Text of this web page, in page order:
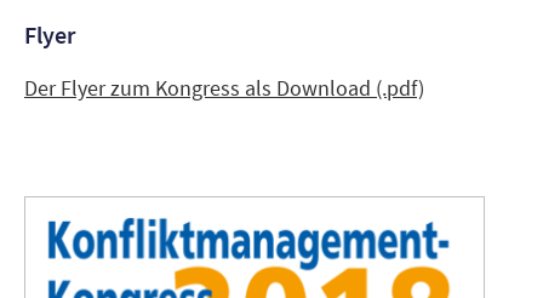
Flyer
Der Flyer zum Kongress als Download (.pdf)